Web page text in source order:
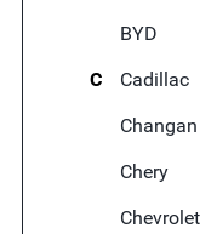
BYD
C
Cadillac
Changan
Chery
Chevrolet